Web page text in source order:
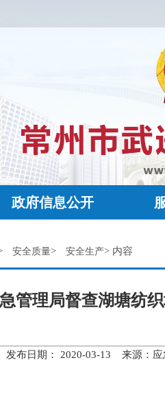
政府信息公开
安全质量> 安全生产> 内容
管理局督查湖塘纺
发布日期： 2020-03-13 来源：应